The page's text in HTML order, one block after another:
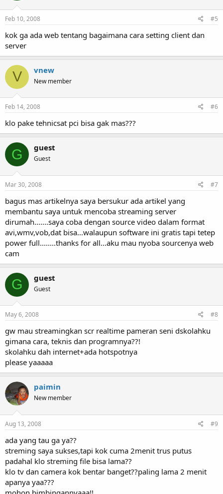
Feb 10, 2008 #5
kok ga ada web tentang bagaimana cara setting client dan
server
V vnew
New member
Feb 14, 2008 #6
klo pake tehnicsat pci bisa gak mas???
G guest
Guest
Mar 30, 2008 #7
bagus mas artikelnya saya bersukur ada artikel yang
membantu saya untuk mencoba streaming server
dirumah.......saya coba dengan source video dalam format
avi,wmv,vob,dat bisa...walaupun software ini gratis tapi tetep
power full........thanks for all...aku mau nyoba sourcenya web
cam
G guest
Guest
May 6, 2008 #8
gw mau streamingkan scr realtime pameran seni dskolahku
gimana cara, teknis dan programnya??!
skolahku dah internet+ada hotspotnya
please yaaaaa
paimin
New member
Aug 13, 2008 #9
ada yang tau ga ya??
streming saya sukses,tapi kok cuma 2menit trus putus
padahal klo streming file bisa lama??
klo tv dan camera kok bentar banget??paling lama 2 menit
apanya yaa???